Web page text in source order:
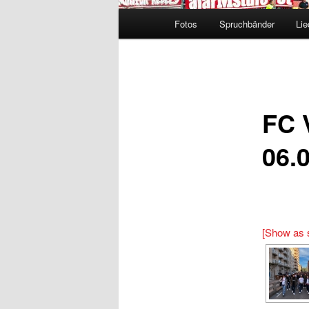
Fotos Spruchbänder
FC
[Show as